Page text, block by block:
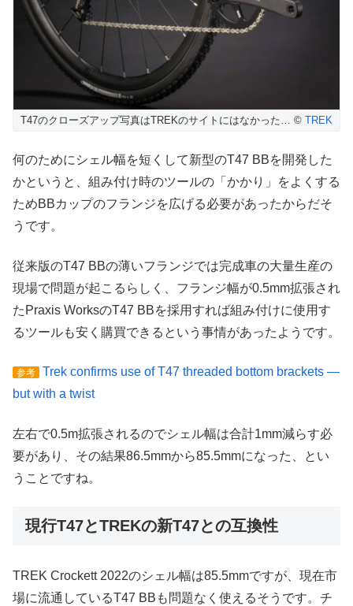
T47のクローズアップ写真はTREKのサイトにはなかった… © TREK
何のためにシェル幅を短くして新型のT47 BBを開発した
かというと、組み付け時のツールの「かかり」をよくする
ためBBカップのフランジを広げる必要があったからだそ
うです。
従来版のT47 BBの薄いフランジでは完成車の大量生産の
現場で問題が起こるらしく、フランジ幅が0.5mm拡張され
たPraxis WorksのT47 BBを採用すれば組み付けに使用す
るツールも安く購買できるという事情があったようです。
参考
Trek confirms use of T47 threaded bottom brackets —
but with a twist
左右で0.5m拡張されるのでシェル幅は合計1mm減らす必
要があり、その結果86.5mmから85.5mmになった、とい
うことですね。
現行T47とTREKの新T47との互換性
TREK Crockett 2022のシェル幅は85.5mmですが、現在市
場に流通しているT47 BBも問題なく使えるそうです。チ